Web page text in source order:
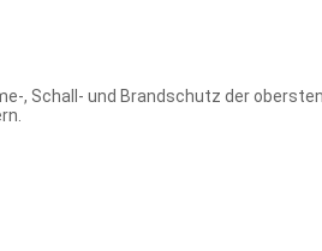
, Schall- und Brandschutz der